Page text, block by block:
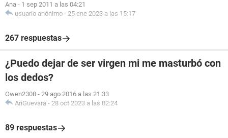
Ana - 1 sep 2011 a las 04:21
usuario anónimo - 25 ene 2023 a las 15:17
267 respuestas
¿Puedo dejar de ser virgen mi me masturbó con
los dedos?
Owen2308 - 29 ago 2016 a las 21:33
AriGuevara - 28 oct 2023 a las 02:24
89 respuestas